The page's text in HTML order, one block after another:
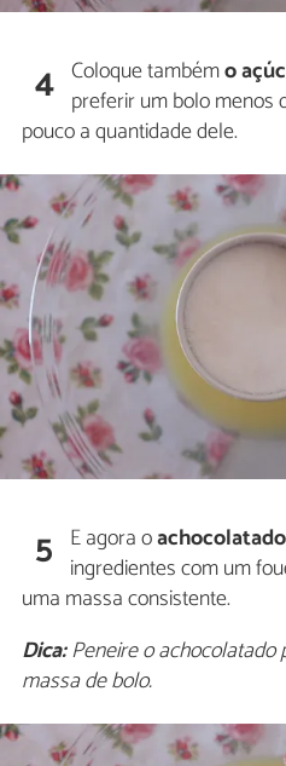
4 Coloque tambémo
preferir um bolo menos
pouco a quantidade dele.
5 E agora o
ingredientes com um
uma massa consistente.
Dica:Peneire o achocolatado
massa de bolo.